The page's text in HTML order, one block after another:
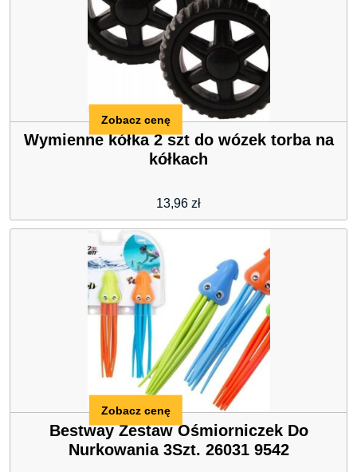
Wymienne kółka 2 szt do wózek torba na
kółkach
13,96 zł
Zobacz cenę
Bestway Zestaw Ośmiorniczek Do
Nurkowania 3Szt. 26031 9542
Zobacz cenę